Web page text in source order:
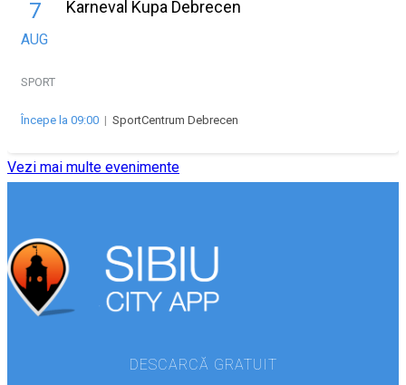
7
AUG
Karneval Kupa Debrecen
SPORT
Începe la 09:00 | SportCentrum Debrecen
Vezi mai multe evenimente
DESCARCĂ GRATUIT